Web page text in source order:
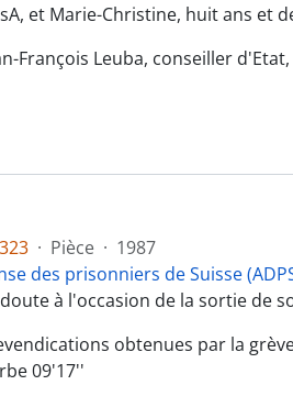
et Marie-Christine, huit ans et
François Leuba, conseiller
· Pièce · 1987
des prisonniers de Suisse
à l'occasion de la sortie de
obtenues par la
09'17''